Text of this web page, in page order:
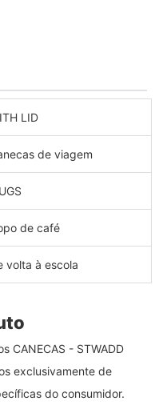
LID
de viagem
de café
volta à escola
CANECAS - STWADD
exclusivamente de
do consumidor.